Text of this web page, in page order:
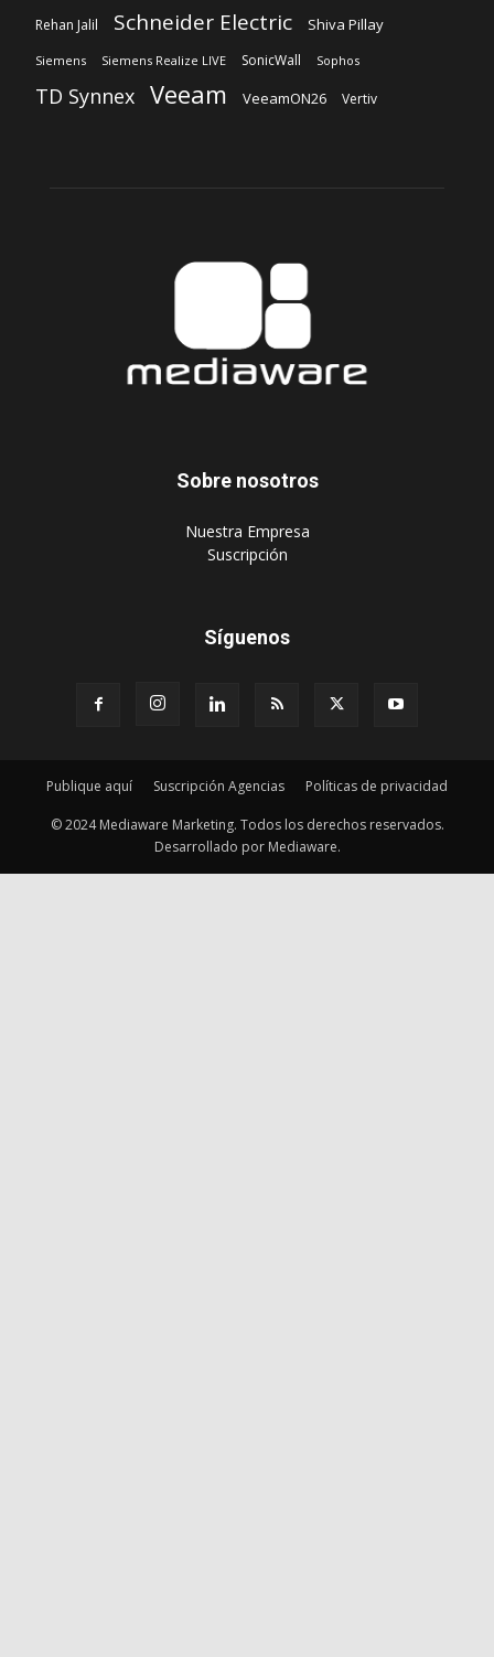
Rehan Jalil Schneider Electric Shiva Pillay
Siemens Siemens Realize LIVE SonicWall Sophos
TD Synnex Veeam VeeamON26 Vertiv
Sobre nosotros
‎Nuestra Empresa
‎Suscripción
Síguenos
Publique aquí Suscripción Agencias Políticas de privacidad
© 2024 Mediaware Marketing. Todos los derechos reservados.
Desarrollado por Mediaware.